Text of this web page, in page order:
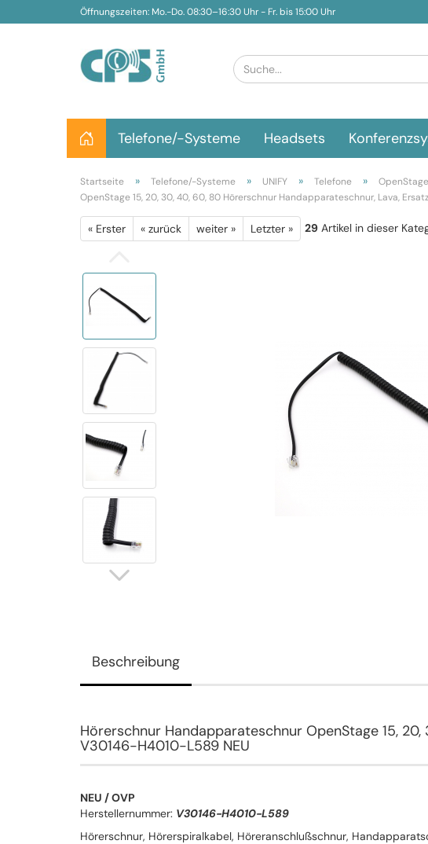
Öffnungszeiten: Mo.-Do. 08:30–16:30 Uhr - Fr. bis 15:00 Uhr
Telefone/-Systeme Headsets
Startseite » Telefone/-Systeme » UNIFY » Telefone » OpenStage
OpenStage 15, 20, 30, 40, 60, 80 Hörerschnur Handapparateschnur, Lava,
« Erster « zurück weiter » Letzter » 29 Artikel in dieser
Beschreibung
Hörerschnur Handapparateschnur OpenStage 15,
V30146-H4010-L589 NEU
NEU / OVP
Herstellernummer: V30146-H4010-L589
Hörerschnur, Hörerspiralkabel, Höreranschlußschnur,